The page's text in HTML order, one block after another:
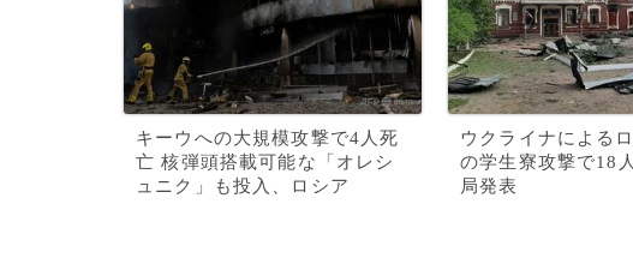
キーウへの大規模攻撃で4人死
亡 核弾頭搭載可能な「オレシ
ュニク」も投入、ロシア
ウクライナによる
の学生寮攻撃で18
局発表